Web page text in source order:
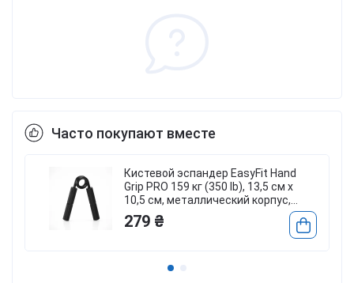
Часто покупают вместе
Кистевой эспандер EasyFit Hand
Grip PRO 159 кг (350 lb), 13,5 см х
10,5 см, металлический корпус,
улучшенное сцепление – для
тренировки силы рук, черный
279 ₴